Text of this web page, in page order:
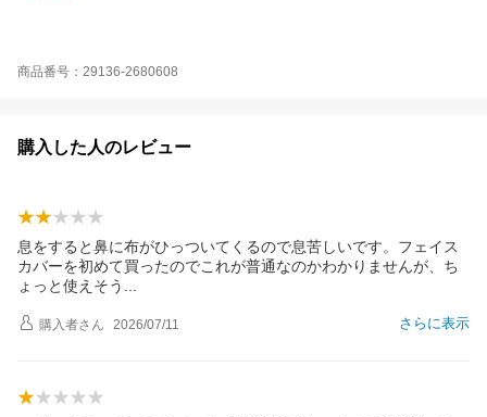
商品番号：29136-2680608
購入した人のレビュー
息をすると鼻に布がひっついてくるので息苦しいです。フェイス
カバーを初めて買ったのでこれが普通なのかわかりませんが、ち
ょっと使えそう
さらに表示
購入者さん 2026/07/11